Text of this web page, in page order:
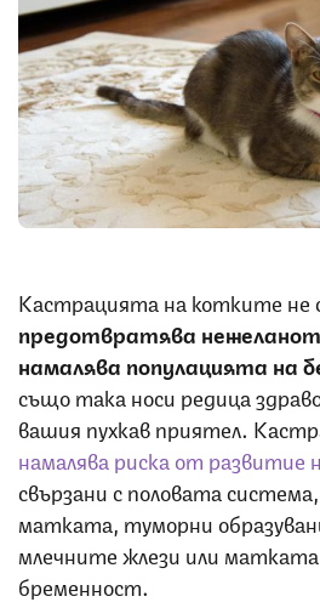
Кастрацията на котките не
предотвратява
намалява популацията на
също така носи редица
вашия пухкав приятел.
намалява риска от развитие
свързани с половата
матката, туморни
млечните жлези или
бременност.